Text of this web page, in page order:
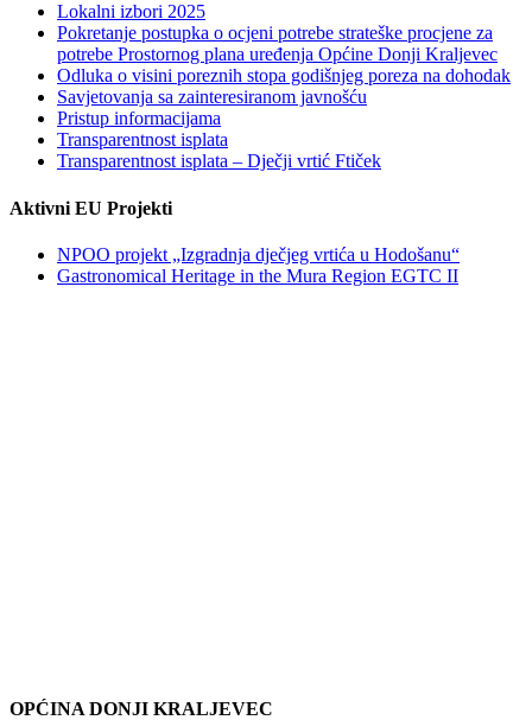
Lokalni izbori 2025
Pokretanje postupka o ocjeni potrebe strateške procjene za
potrebe Prostornog plana uređenja Općine Donji Kraljevec
Odluka o visini poreznih stopa godišnjeg poreza na dohodak
Savjetovanja sa zainteresiranom javnošću
Pristup informacijama
Transparentnost isplata
Transparentnost isplata – Dječji vrtić Ftiček
Aktivni EU Projekti
NPOO projekt „Izgradnja dječjeg vrtića u Hodošanu“
Gastronomical Heritage in the Mura Region EGTC II
OPĆINA DONJI KRALJEVEC